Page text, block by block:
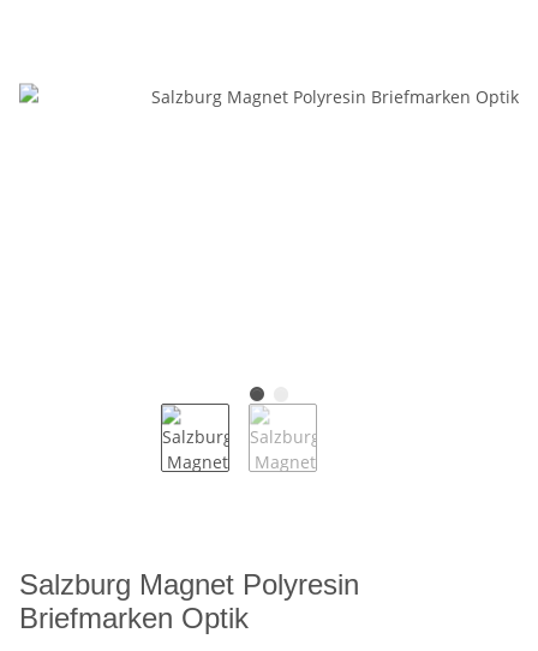
Salzburg Magnet Polyresin
Briefmarken Optik